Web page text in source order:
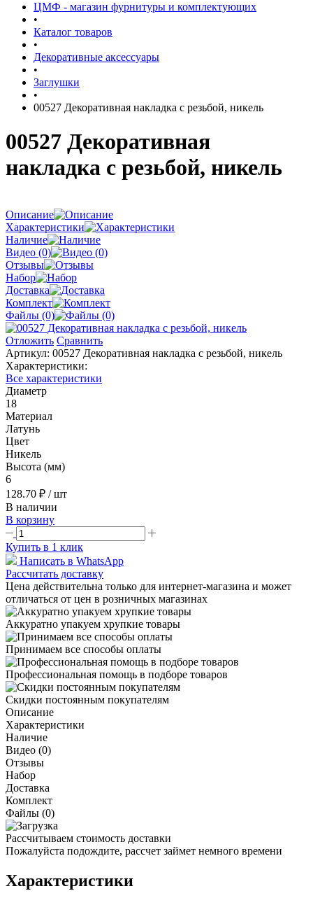
ЦМФ - магазин фурнитуры и комплектующих
•
Каталог товаров
•
Декоративные аксессуары
•
Заглушки
•
00527 Декоративная накладка с резьбой, никель
00527 Декоративная
накладка с резьбой, никель
Описание
Характеристики
Наличие
Видео (0)
Отзывы
Набор
Доставка
Комплект
Файлы (0)
Отложить Сравнить
Артикул: 00527 Декоративная накладка с резьбой, никель
Характеристики:
Все характеристики
Диаметр
18
Материал
Латунь
Цвет
Никель
Высота (мм)
6
128.70 ₽ / шт
В наличии
В корзину
Купить в 1 клик
Написать в WhatsApp
Рассчитать доставку
Цена действительна только для интернет-магазина и может
отличаться от цен в розничных магазинах
Аккуратно упакуем хрупкие товары
Принимаем все способы оплаты
Профессиональная помощь в подборе товаров
Скидки постоянным покупателям
Описание
Характеристики
Наличие
Видео (0)
Отзывы
Набор
Доставка
Комплект
Файлы (0)
Рассчитываем стоимость доставки
Пожалуйста подождите, рассчет займет немного времени
Характеристики